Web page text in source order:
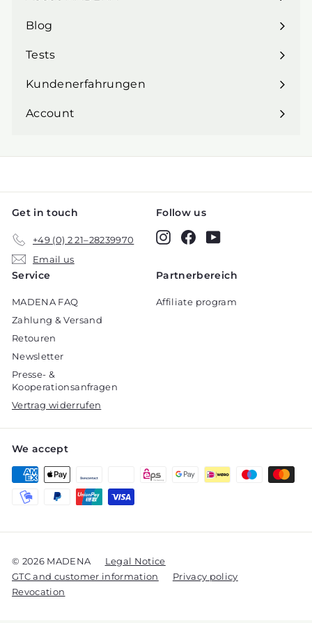
Expand
submenu
Blog
Expand
submenu
Tests
Expand
submenu
Kundenerfahrungen
Account
Get in touch
+49 (0) 2 21–28239970
Email us
Follow us
InstagramFacebook
Service
MADENA FAQ
Zahlung & Versand
Retouren
Newsletter
Presse- &
Kooperationsanfragen
Vertrag widerrufen
Partnerbereich
Affiliate program
We accept
© 2026 MADENA
Legal Notice
GTC and customer information
Privacy policy
Revocation